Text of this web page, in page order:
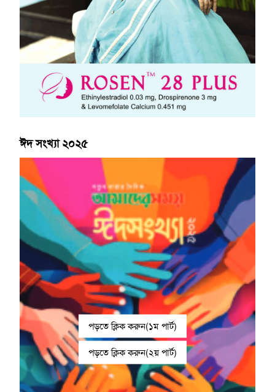
ঈদ সংখ্যা ২০২৫
পড়তে ক্লিক করুন(১ম পার্ট)
পড়তে ক্লিক করুন(২য় পার্ট)